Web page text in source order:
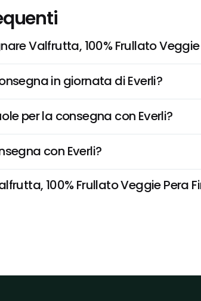
Valfrutta, 100% Frullato
in giornata di Everli?
per la consegna con Everli?
con Everli?
100% Frullato Veggie Pera